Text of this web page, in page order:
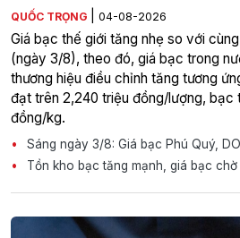
QUỐC TRỌNG 04-08-2026
Giá bạc thế giới tăng nhẹ so với
(ngày 3/8), theo đó, giá bạc trong
thương hiệu điều chỉnh tăng tương
đạt trên 2,240 triệu đồng/lượng, bạc
đồng/kg.
Sáng ngày 3/8: Giá bạc Phú Quý,
Tồn kho bạc tăng mạnh, giá bạc